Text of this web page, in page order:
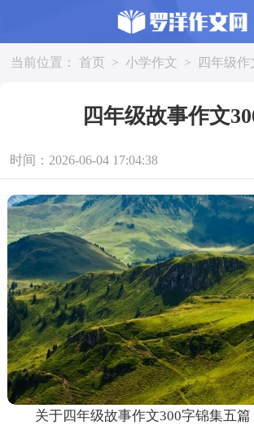
当前位置： 首页 > 小学作文 > 四年级作
四年级故事作文
时间：2026-06-04 17:04:38
关于四年级故事作文300字锦集五篇